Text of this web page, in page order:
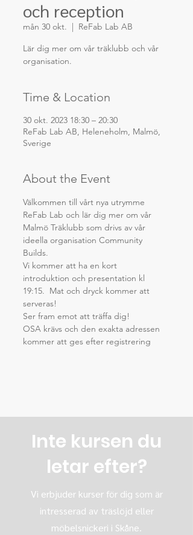
och reception
mån 30 okt.
  |
ReFab Lab AB
Lär dig mer om vår träklubb och vår
organisation.
Time & Location
30 okt. 2023 18:30 – 20:30
ReFab Lab AB, Heleneholm, Malmö,
Sverige
About the Event
Välkommen till vårt nya utrymme
ReFab Lab och lär dig mer om vår
Malmö Träklubb som drivs av vår
ideella organisation Community
Builds.
Vi kommer att ha en kort
introduktion och presentation kl
19:15.  Mat och dryck kommer att
serveras!
Ser fram emot att träffa dig!
OSA krävs och den exakta adressen
kommer att ges efter registrering
Inte kursen du
letar efter?
Vi erbjuder kurser för dig som är
intresserad av träslöjd eller
möbelsnickeri i Skåne.